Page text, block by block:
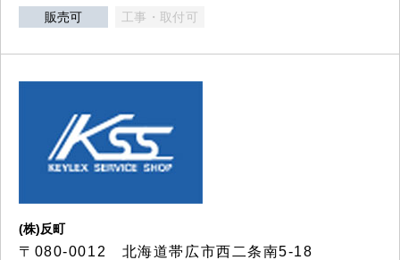
販売可 工事・取付可
(株)反町
〒080-0012 北海道帯広市西二条南5-18